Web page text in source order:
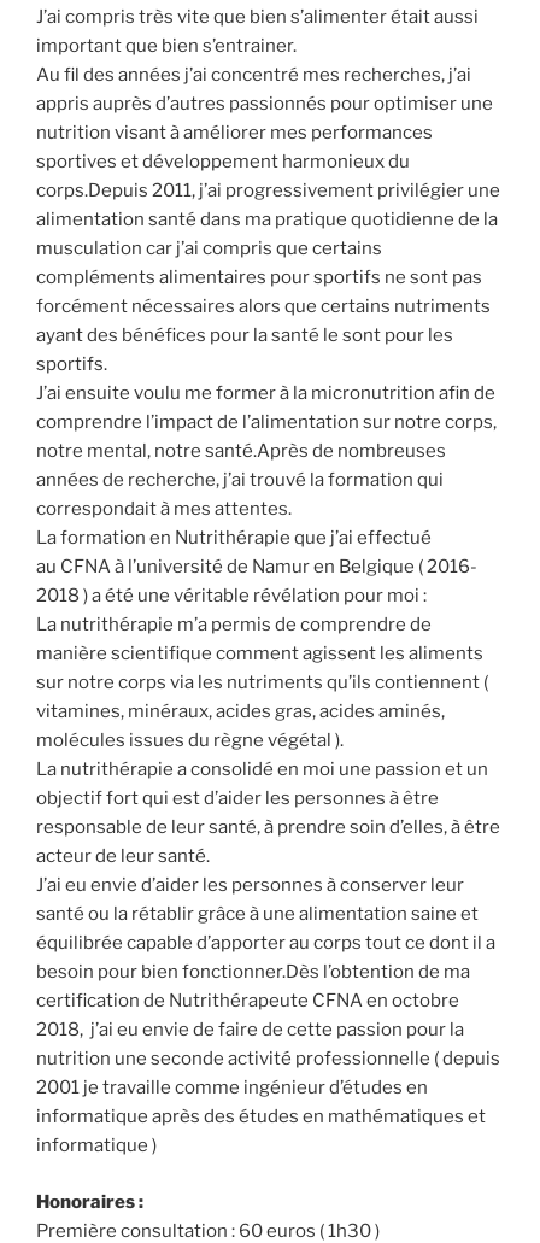
J’ai compris très vite que bien s’alimenter était aussi
important que bien s’entrainer.
Au fil des années j’ai concentré mes recherches, j’ai
appris auprès d’autres passionnés pour optimiser une
nutrition visant à améliorer mes performances
sportives et développement harmonieux du
corps.Depuis 2011, j’ai progressivement privilégier une
alimentation santé dans ma pratique quotidienne de la
musculation car j’ai compris que certains
compléments alimentaires pour sportifs ne sont pas
forcément nécessaires alors que certains nutriments
ayant des bénéfices pour la santé le sont pour les
sportifs.
J’ai ensuite voulu me former à la micronutrition afin de
comprendre l’impact de l’alimentation sur notre corps,
notre mental, notre santé.Après de nombreuses
années de recherche, j’ai trouvé la formation qui
correspondait à mes attentes.
La formation en Nutrithérapie que j’ai effectué
au CFNA à l’université de Namur en Belgique ( 2016-
2018 ) a été une véritable révélation pour moi :
La nutrithérapie m’a permis de comprendre de
manière scientifique comment agissent les aliments
sur notre corps via les nutriments qu’ils contiennent (
vitamines, minéraux, acides gras, acides aminés,
molécules issues du règne végétal ).
La nutrithérapie a consolidé en moi une passion et un
objectif fort qui est d’aider les personnes à être
responsable de leur santé, à prendre soin d’elles, à être
acteur de leur santé.
J’ai eu envie d’aider les personnes à conserver leur
santé ou la rétablir grâce à une alimentation saine et
équilibrée capable d’apporter au corps tout ce dont il a
besoin pour bien fonctionner.Dès l’obtention de ma
certification de Nutrithérapeute CFNA en octobre
2018, j’ai eu envie de faire de cette passion pour la
nutrition une seconde activité professionnelle ( depuis
2001 je travaille comme ingénieur d’études en
informatique après des études en mathématiques et
informatique )
Honoraires :
Première consultation : 60 euros ( 1h30 )